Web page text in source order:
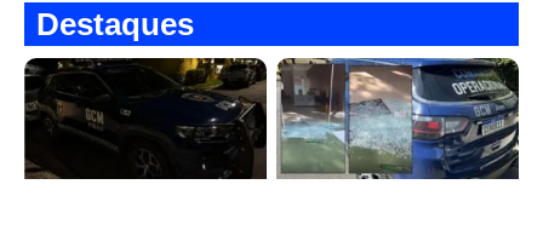
Destaques